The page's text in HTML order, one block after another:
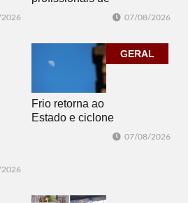
07/08/2026
GERAL
Frio retorna ao
Estado e ciclone
07/08/2026